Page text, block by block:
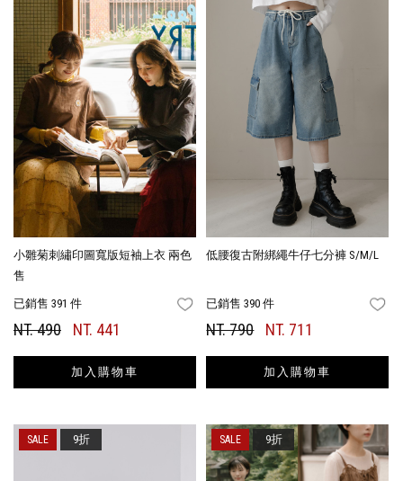
小雛菊刺繡印圖寬版短袖上衣 兩色
售
已銷售 391 件 FAVORITES
NT. 490 NT. 441
加入購物車
低腰復古附綁繩牛仔七分褲 S/M/L
已銷售 390 件
NT. 790 NT. 711
加入購物車
9折 9折